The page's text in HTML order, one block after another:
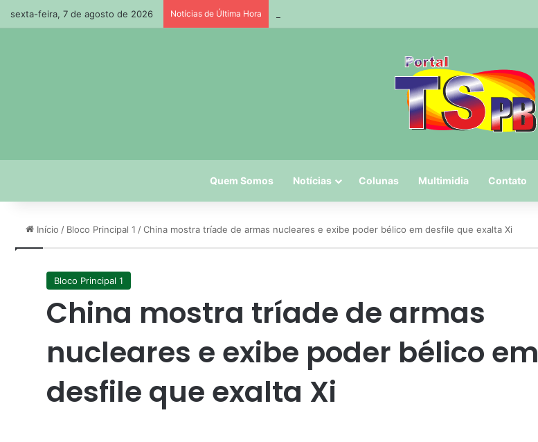
sexta-feira, 7 de agosto de 2026 Notícias de Última Hora
Quem Somos Notícias Colunas Multimidia Contato
Início / Bloco Principal 1 /China mostra tríade de armas nucleares e exibe poder bélico em desfile que exalta Xi
Bloco Principal 1
China mostra tríade de armas
nucleares e exibe poder bélico em
desfile que exalta Xi